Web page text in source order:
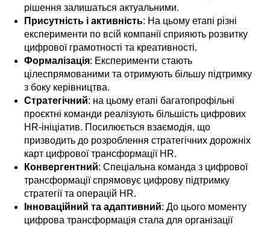
рішення залишаться актуальними.
Присутність і активність: На цьому етапі різні
експерименти по всій компанії сприяють розвитку
цифрової грамотності та креативності.
Формалізація: Експерименти стають
цілеспрямованими та отримують більшу підтримку
з боку керівництва.
Стратегічний: на цьому етапі багатопрофільні
проєктні команди реалізують більшість цифрових
HR-ініціатив. Посилюється взаємодія, що
призводить до розроблення стратегічних дорожніх
карт цифрової трансформації HR.
Конвергентний: Спеціальна команда з цифрової
трансформації спрямовує цифрову підтримку
стратегії та операцій HR.
Інноваційний та адаптивний: До цього моменту
цифрова трансформація стала для організації